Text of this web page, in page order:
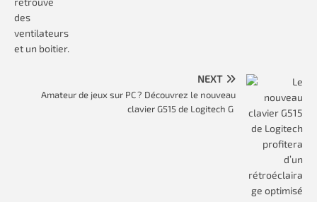
NEXT
Amateur de jeux sur PC ? Découvrez le nouveau
clavier G515 de Logitech G